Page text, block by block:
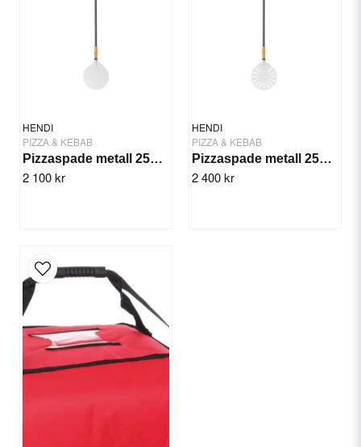
HENDI
PIZZA & KEBAB
Pizzaspade metall 25x25 cm
2 100 kr
HENDI
PIZZA & KEBAB
Pizzaspade metall 25x25 cm
2 400 kr
Yes, you can publish my question.